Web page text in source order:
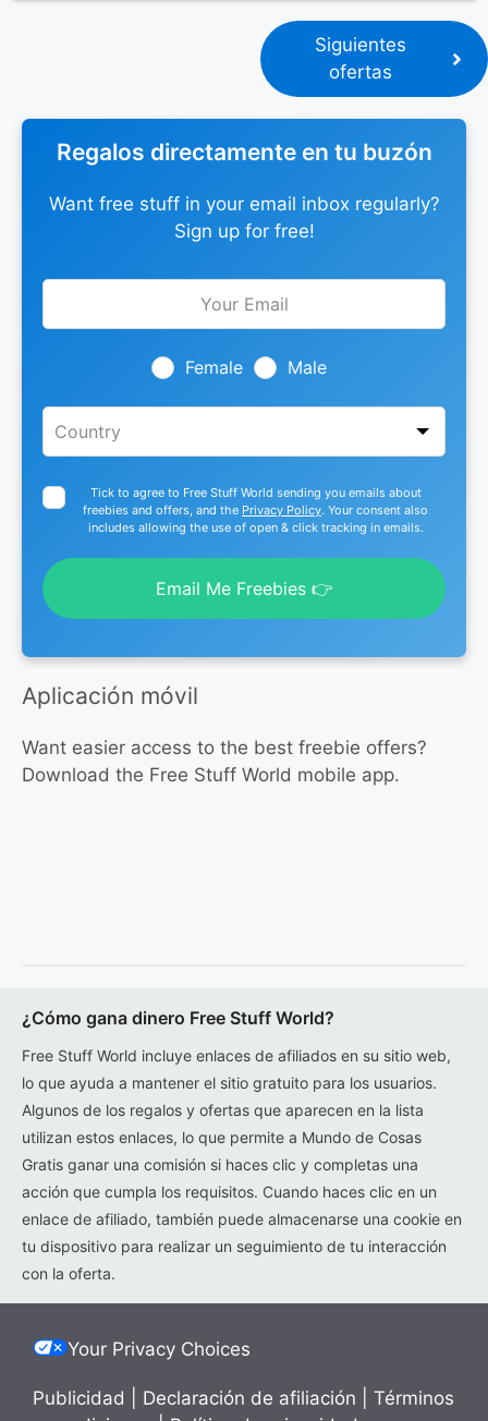
Siguientes
ofertas
Regalos directamente en tu buzón
Want free stuff in your email inbox regularly?
Sign up for free!
Leave
Female Male
Tick to agree to Free Stuff World sending you emails about
freebies and offers, and the Privacy Policy. Your consent also
includes allowing the use of open & click tracking in emails.
Email Me Freebies 👉
Aplicación móvil
Want easier access to the best freebie offers?
Download the Free Stuff World mobile app.
¿Cómo gana dinero Free Stuff World?
Free Stuff World incluye enlaces de afiliados en su sitio web,
lo que ayuda a mantener el sitio gratuito para los usuarios.
Algunos de los regalos y ofertas que aparecen en la lista
utilizan estos enlaces, lo que permite a Mundo de Cosas
Gratis ganar una comisión si haces clic y completas una
acción que cumpla los requisitos. Cuando haces clic en un
enlace de afiliado, también puede almacenarse una cookie en
tu dispositivo para realizar un seguimiento de tu interacción
con la oferta.
Your Privacy Choices
Publicidad Declaración de afiliación
Términos